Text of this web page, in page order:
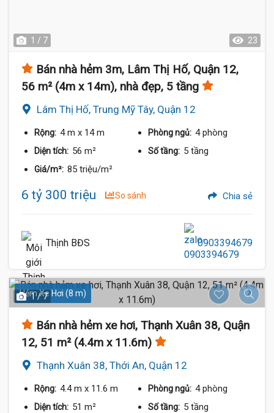
1 / 7 23
Bán nhà hẻm 3m, Lâm Thị Hố, Quận 12,
56 m² (4m x 14m), nhà đẹp, 5 tầng
Lâm Thị Hố, Trung Mỹ Tây, Quận 12
Rộng: 4 m x 14 m Phòng ngủ: 4 phòng
Diện tích: 56 m² Số tầng: 5 tầng
Giá/m²: 85 triệu/m²
6 tỷ 300 triệu So sánh Chia sẻ
Thịnh BĐS 0903394679
Hẻm Xe Hơi (8 m)
1 / 7
Bán nhà hẻm xe hơi, Thạnh Xuân 38, Quận
12, 51 m² (4.4m x 11.6m)
Thạnh Xuân 38, Thới An, Quận 12
Rộng: 4.4 m x 11.6 m Phòng ngủ: 4 phòng
Diện tích: 51 m² Số tầng: 5 tầng